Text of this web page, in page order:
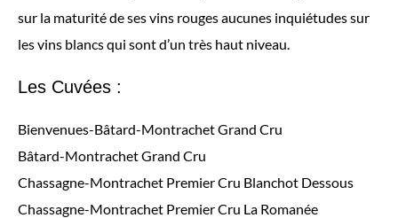
sur la maturité de ses vins rouges aucunes inquiétudes sur
les vins blancs qui sont d’un très haut niveau.
Les Cuvées :
Bienvenues-Bâtard-Montrachet Grand Cru
Bâtard-Montrachet Grand Cru
Chassagne-Montrachet Premier Cru Blanchot Dessous
Chassagne-Montrachet Premier Cru La Romanée